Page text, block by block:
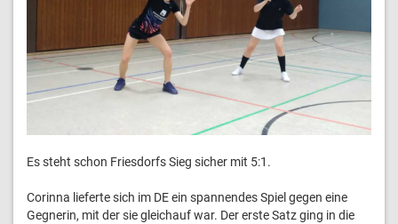
Es steht schon Friesdorfs Sieg sicher mit 5:1.
Corinna lieferte sich im DE ein spannendes Spiel gegen eine
Gegnerin, mit der sie gleichauf war. Der erste Satz ging in die